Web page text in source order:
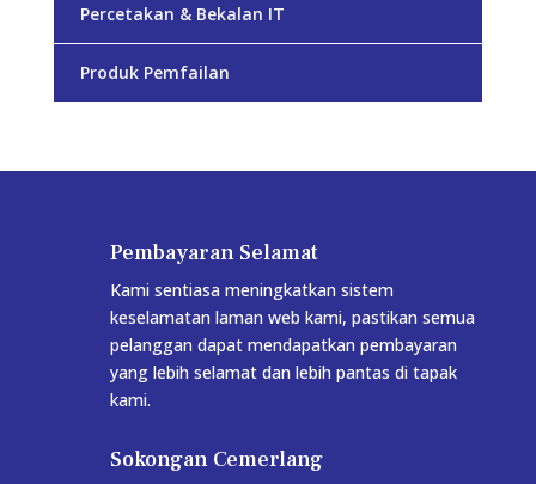
Percetakan & Bekalan IT
Produk Pemfailan
Pembayaran Selamat
Kami sentiasa meningkatkan sistem
keselamatan laman web kami, pastikan semua
pelanggan dapat mendapatkan pembayaran
yang lebih selamat dan lebih pantas di tapak
kami.
Sokongan Cemerlang